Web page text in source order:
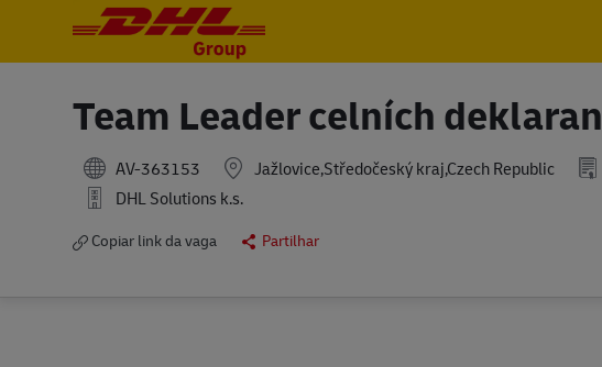
Team Leader celních
AV-363153 Jažlovice,Středočeský kraj,Czech Republic
DHL Solutions k.s.
Copiar link da vaga Partilhar